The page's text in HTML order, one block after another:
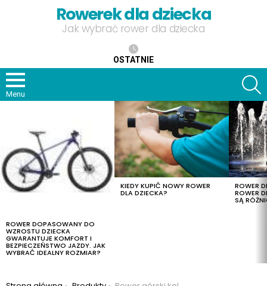
Rowerek dla dziecka
Jak wybrać rower dla dziecka
OSTATNIE
Menu
ROWER DOPASOWANY DO
WZROSTU DZIECKA
GWARANTUJE KOMFORT I
BEZPIECZEŃSTWO JAZDY. JAK
WYBRAĆ IDEALNY ROZMIAR?
KIEDY KUPIĆ NOWY ROWER
DLA DZIECKA?
ROWER
ROWER
SĄ